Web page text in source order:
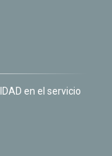
en el servicio